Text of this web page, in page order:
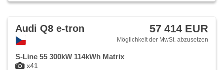
x41
Audi Q8 e-tron 57 414 EUR
Möglichkeit der MwSt. abzusetzen
S-Line 55 300kW 114kWh Matrix